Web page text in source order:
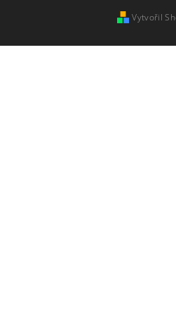
Vytvořil